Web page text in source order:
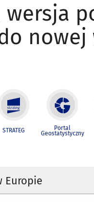
wersja
nowej
STRATEG Portal
Geostatystyczny
Europie